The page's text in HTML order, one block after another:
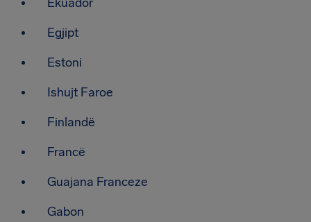
Egjipt
Estoni
Ishujt Faroe
Finlandë
Francë
Guajana Franceze
Gabon